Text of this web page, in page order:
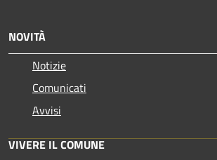
NOVITÀ
Notizie
Comunicati
Avvisi
VIVERE IL COMUNE